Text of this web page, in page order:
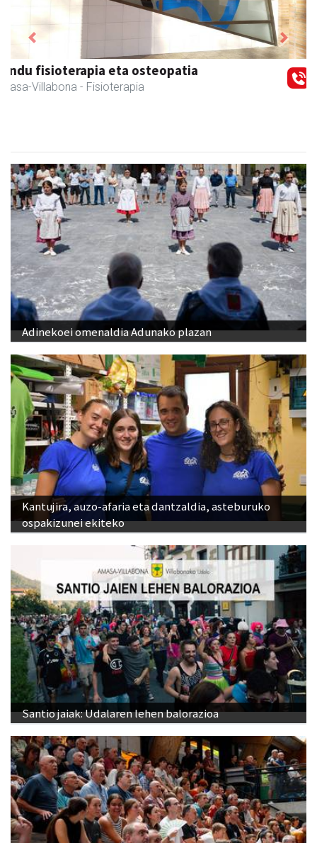
Iraola aholkularitza
Amasa-Villabona - Abokatuak
Previous Next
Adinekoei omenaldia Adunako plazan
Kantujira, auzo-afaria eta dantzaldia, asteburuko
ospakizunei ekiteko
Santio jaiak: Udalaren lehen balorazioa